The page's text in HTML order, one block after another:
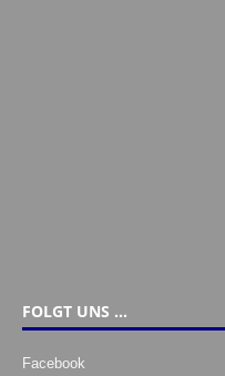
FOLGT UNS …
Facebook